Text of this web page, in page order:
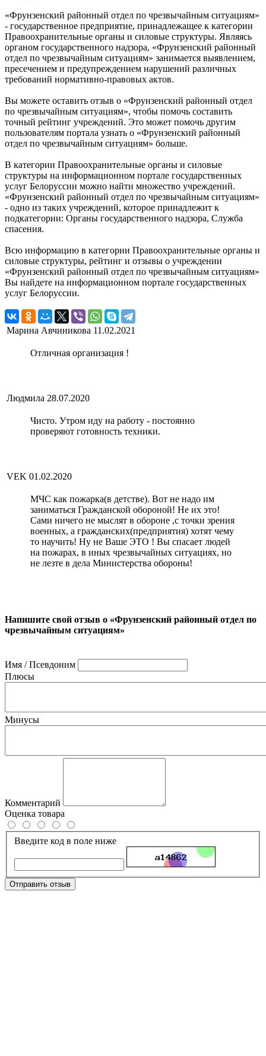
«Фрунзенский районный отдел по чрезвычайным ситуациям»
- государственное предприятие, принадлежащее к категории
Правоохранительные органы и силовые структуры. Являясь
органом государственного надзора, «Фрунзенский районный
отдел по чрезвычайным ситуациям» занимается выявлением,
пресечением и предупреждением нарушений различных
требований нормативно-правовых актов.
Вы можете оставить отзыв о «Фрунзенский районный отдел
по чрезвычайным ситуациям», чтобы помочь составить
точный рейтинг учреждений. Это может помочь другим
пользователям портала узнать о «Фрунзенский районный
отдел по чрезвычайным ситуациям» больше.
В категории Правоохранительные органы и силовые
структуры на информационном портале государственных
услуг Белоруссии можно найти множество учреждений.
«Фрунзенский районный отдел по чрезвычайным ситуациям»
- одно из таких учреждений, которое принадлежит к
подкатегории: Органы государственного надзора, Служба
спасения.
Всю информацию в категории Правоохранительные органы и
силовые структуры, рейтинг и отзывы о учреждении
«Фрунзенский районный отдел по чрезвычайным ситуациям»
Вы найдете на информационном портале государственных
услуг Белоруссии.
Марина Авчиникова 11.02.2021
Отличная организация !
Людмила 28.07.2020
Чисто. Утром иду на работу - постоянно
проверяют готовность техники.
VEK 01.02.2020
МЧС как пожарка(в детстве). Вот не надо им
заниматься Гражданской обороной! Не их это!
Сами ничего не мыслят в обороне ,с точки зрения
военных, а гражданских(предприятия) хотят чему
то научить! Ну не Ваше ЭТО ! Вы спасает людей
на пожарах, в иных чрезвычайных ситуациях, но
не лезте в дела Министерства обороны!
Напишите свой отзыв о «Фрунзенский районный отдел по
чрезвычайным ситуациям»
Имя / Псевдоним
Плюсы
Минусы
Комментарий
Оценка товара
Введите код в поле ниже
Отправить отзыв